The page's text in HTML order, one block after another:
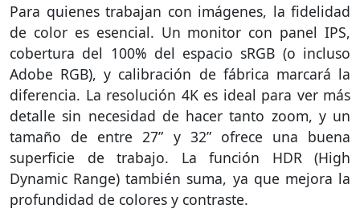
Para quienes trabajan con imágenes, la fidelidad
de color es esencial. Un monitor con panel IPS,
cobertura del 100% del espacio sRGB (o incluso
Adobe RGB), y calibración de fábrica marcará la
diferencia. La resolución 4K es ideal para ver más
detalle sin necesidad de hacer tanto zoom, y un
tamaño de entre 27” y 32” ofrece una buena
superficie de trabajo. La función HDR (High
Dynamic Range) también suma, ya que mejora la
profundidad de colores y contraste.